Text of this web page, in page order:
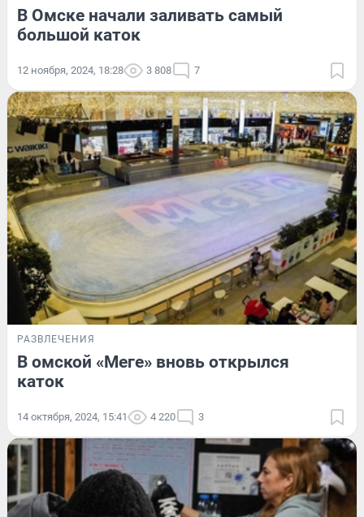
В Омске начали заливать самый
большой каток
12 ноября, 2024, 18:28 3 808 7
РАЗВЛЕЧЕНИЯ
В омской «Меге» вновь открылся
каток
14 октября, 2024, 15:41 4 220 3